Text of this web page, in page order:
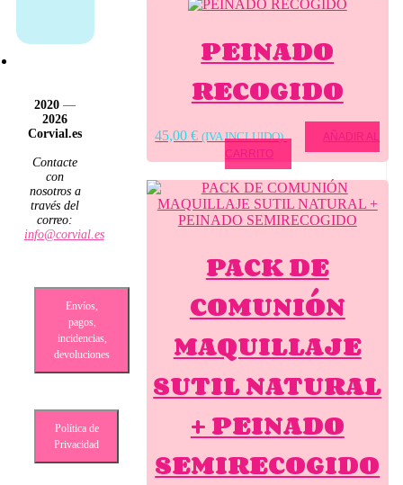
PEINADO
RECOGIDO
45,00€ (IVA INCLUIDO)
AÑADIR AL
CARRITO
PACK DE
COMUNIÓN
MAQUILLAJE
SUTIL NATURAL
+ PEINADO
SEMIRECOGIDO
2020—
2026
Corvial.es
Contacte
con
nosotros a
través del
correo:
info@corvial.es
Envíos,
pagos,
incidencias,
devoluciones
Política de
Privacidad